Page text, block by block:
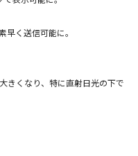
早く送信可能に。
きくなり、特に直射日光の下で